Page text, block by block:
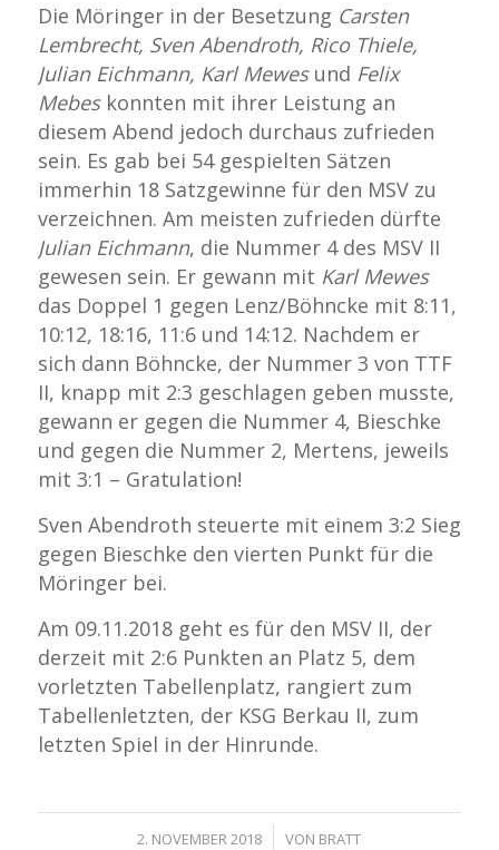
Die Möringer in der Besetzung Carsten
Lembrecht, Sven Abendroth, Rico Thiele,
Julian Eichmann, Karl Mewesund Felix
Mebeskonnten mit ihrer Leistung an
diesem Abend jedoch durchaus zufrieden
sein. Es gab bei 54 gespielten Sätzen
immerhin 18 Satzgewinne für den MSV zu
verzeichnen. Am meisten zufrieden dürfte
Julian Eichmann, die Nummer 4 des MSV II
gewesen sein. Er gewann mit Karl Mewes
das Doppel 1 gegen Lenz/Böhncke mit 8:11,
10:12, 18:16, 11:6 und 14:12. Nachdem er
sich dann Böhncke, der Nummer 3 von TTF
II, knapp mit 2:3 geschlagen geben musste,
gewann er gegen die Nummer 4, Bieschke
und gegen die Nummer 2, Mertens, jeweils
mit 3:1 – Gratulation!
Sven Abendroth steuerte mit einem 3:2 Sieg
gegen Bieschke den vierten Punkt für die
Möringer bei.
Am 09.11.2018 geht es für den MSV II, der
derzeit mit 2:6 Punkten an Platz 5, dem
vorletzten Tabellenplatz, rangiert zum
Tabellenletzten, der KSG Berkau II, zum
letzten Spiel in der Hinrunde.
2. NOVEMBER 2018
/ VON BRATT